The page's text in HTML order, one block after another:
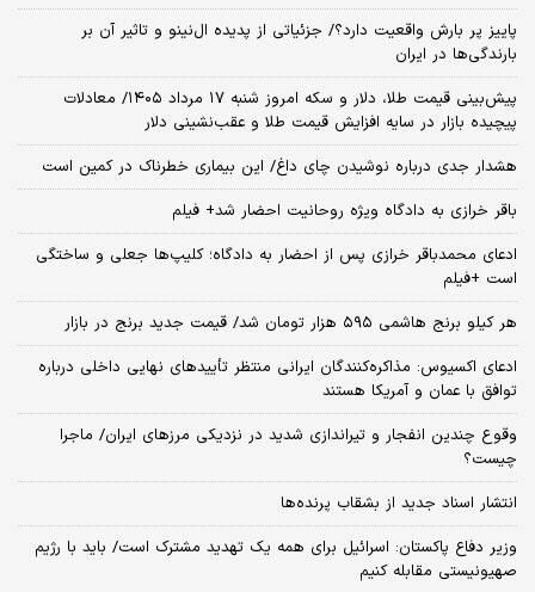
پاییز پر بارش واقعیت دارد؟/ جزئیاتی از پدیده ال‌نینو و تاثیر آن بر
بارندگی‌ها در ایران
پیش‌بینی قیمت طلا، دلار و سکه امروز شنبه ۱۷ مرداد ۱۴۰۵/ معادلات
پیچیده بازار در سایه افزایش قیمت طلا و عقب‌نشینی دلار
هشدار جدی درباره نوشیدن چای داغ/ این بیماری خطرناک در کمین است
باقر خرازی به دادگاه ویژه روحانیت احضار شد+ فیلم
ادعای محمدباقر خرازی پس از احضار به دادگاه؛ کلیپ‌ها جعلی و ساختگی
است +فیلم
هر کیلو برنج هاشمی ۵۹۵ هزار تومان شد/ قیمت جدید برنج در بازار
ادعای اکسیوس: مذاکره‌کنندگان ایرانی منتظر تأییدهای نهایی داخلی درباره
توافق با عمان و آمریکا هستند
وقوع چندین انفجار و تیراندازی شدید در نزدیکی مرز‌های ایران/ ماجرا
چیست؟
انتشار اسناد جدید از بشقاب پرنده‌ها
وزیر دفاع پاکستان: اسرائیل برای همه یک تهدید مشترک است/ باید با رژیم
صهیونیستی مقابله کنیم